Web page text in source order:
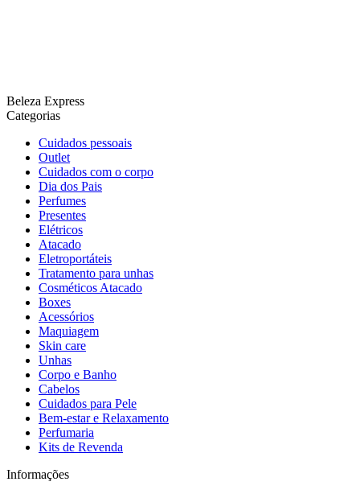
Beleza Express
Categorias
Cuidados pessoais
Outlet
Cuidados com o corpo
Dia dos Pais
Perfumes
Presentes
Elétricos
Atacado
Eletroportáteis
Tratamento para unhas
Cosméticos Atacado
Boxes
Acessórios
Maquiagem
Skin care
Unhas
Corpo e Banho
Cabelos
Cuidados para Pele
Bem-estar e Relaxamento
Perfumaria
Kits de Revenda
Informações